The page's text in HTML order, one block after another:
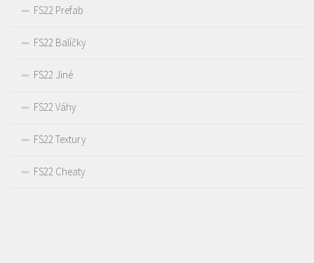
FS22 Prefab
FS22 Balíčky
FS22 Jiné
FS22 Váhy
FS22 Textury
FS22 Cheaty